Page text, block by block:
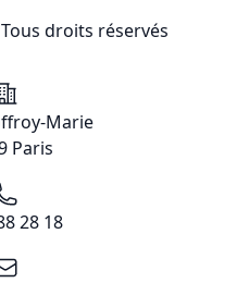
droits réservés
Marie
Paris
28 18